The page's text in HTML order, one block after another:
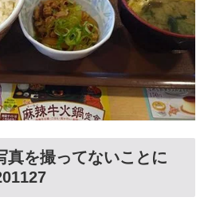
真を撮ってないことに